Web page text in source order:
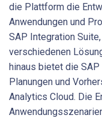
die Plattform die
Anwendungen und
SAP Integration
verschiedenen
hinaus bietet die
Planungen und
Analytics Cloud. Die